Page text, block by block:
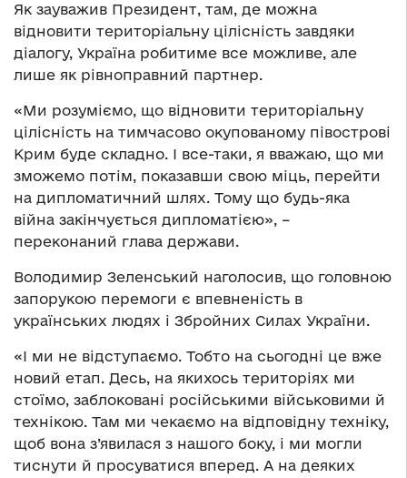
Як зауважив Президент, там, де можна
відновити територіальну цілісність завдяки
діалогу, Україна робитиме все можливе, але
лише як рівноправний партнер.
«Ми розуміємо, що відновити територіальну
цілісність на тимчасово окупованому півострові
Крим буде складно. І все-таки, я вважаю, що ми
зможемо потім, показавши свою міць, перейти
на дипломатичний шлях. Тому що будь-яка
війна закінчується дипломатією», –
переконаний глава держави.
Володимир Зеленський наголосив, що головною
запорукою перемоги є впевненість в
українських людях і Збройних Силах України.
«І ми не відступаємо. Тобто на сьогодні це вже
новий етап. Десь, на якихось територіях ми
стоїмо, заблоковані російськими військовими й
технікою. Там ми чекаємо на відповідну техніку,
щоб вона з’явилася з нашого боку, і ми могли
тиснути й просуватися вперед. А на деяких